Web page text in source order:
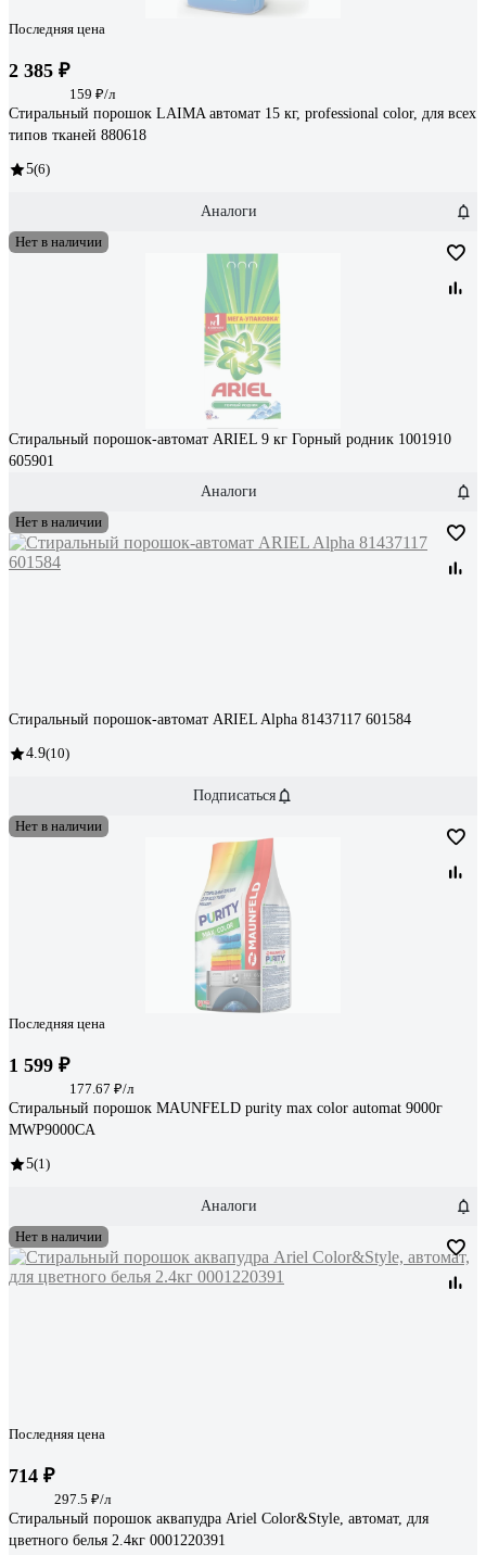
Последняя цена
2 385 ₽
159 ₽/л
Стиральный порошок LAIMA автомат 15 кг, professional color, для всех
типов тканей 880618
5(6)
Аналоги
Нет в наличии
Стиральный порошок-автомат ARIEL 9 кг Горный родник 1001910
605901
Аналоги
Нет в наличии
Стиральный порошок-автомат ARIEL Alpha 81437117 601584
4.9(10)
Подписаться
Нет в наличии
Последняя цена
1 599 ₽
177.67 ₽/л
Стиральный порошок MAUNFELD purity max color automat 9000г
MWP9000CA
5(1)
Аналоги
Нет в наличии
Последняя цена
714 ₽
297.5 ₽/л
Стиральный порошок аквапудра Ariel Color&Style, автомат, для
цветного белья 2.4кг 0001220391